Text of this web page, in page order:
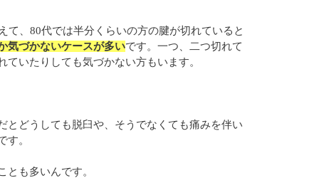
、80代では半分くらいの方の腱が切れていると
気づかないケースが多いです。一つ、二つ切れて
いたりしても気づかない方もいます。
とどうしても脱臼や、そうでなくても痛みを伴い
す。
も多いんです。